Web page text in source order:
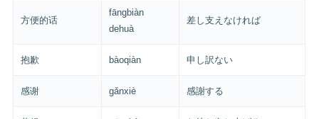
方便的话
fāngbiàn
dehuà
差し支えなければ
抱歉 bàoqiàn 申し訳ない
感谢 gǎnxiè 感謝する